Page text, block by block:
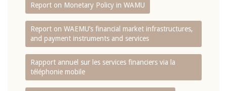
Report on Monetary Policy in WAMU
Report on WAEMU’s financial market infrastructures,
and payment instruments and services
Rapport annuel sur les services financiers via la
téléphonie mobile